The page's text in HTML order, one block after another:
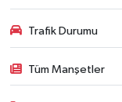
Trafik Durumu
Tüm Manşetler